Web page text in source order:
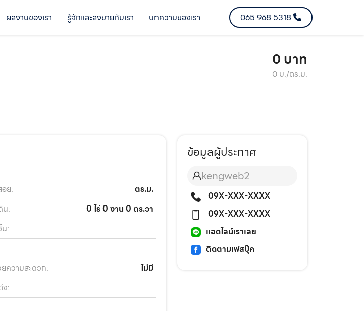
ผลงานของเรา รู้จักและลงขายกับเรา บทความของเรา 065 968 5318
0 บาท
0 บ./ตร.ม.
ย:
ตร.ม.
น:
0 ไร่ 0 งาน 0 ตร.วา
:
ความสะดวก:
ไม่มี
ง:
ข้อมูลผู้ประกาศ
kengweb2
09X-XXX-XXXX
09X-XXX-XXXX
แอดไลน์เราเลย
ติดตามเฟสบุ๊ค